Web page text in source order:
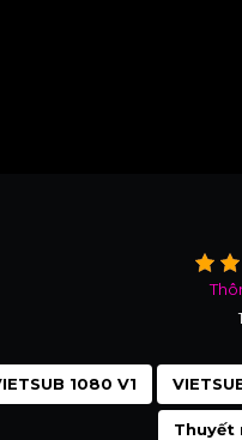
1080 V1
Thuyết